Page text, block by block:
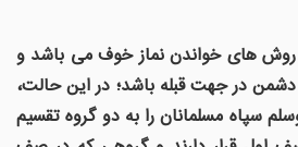
روش های خواندن نماز خوف می باشد و
در جهت قبله باشد؛ در این حالت،
سپاه مسلمانان را به دو گروه تقسیم